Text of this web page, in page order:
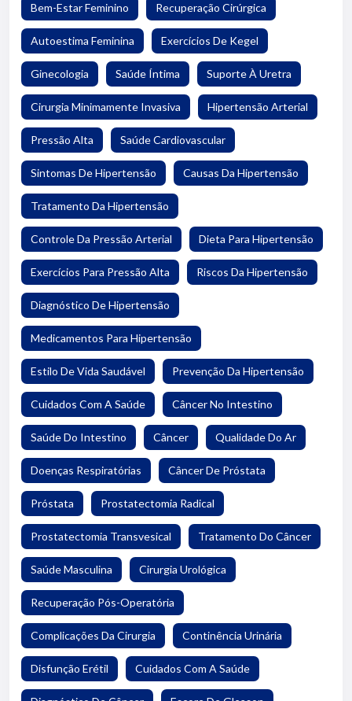
Bem-Estar Feminino Recuperação Cirúrgica
Autoestima Feminina Exercícios De Kegel
Ginecologia Saúde Íntima Suporte À Uretra
Cirurgia Minimamente Invasiva Hipertensão Arterial
Pressão Alta Saúde Cardiovascular
Sintomas De Hipertensão Causas Da Hipertensão
Tratamento Da Hipertensão
Controle Da Pressão Arterial Dieta Para Hipertensão
Exercícios Para Pressão Alta Riscos Da Hipertensão
Diagnóstico De Hipertensão
Medicamentos Para Hipertensão
Estilo De Vida Saudável Prevenção Da Hipertensão
Cuidados Com A Saúde Câncer No Intestino
Saúde Do Intestino Câncer Qualidade Do Ar
Doenças Respiratórias Câncer De Próstata
Próstata Prostatectomia Radical
Prostatectomia Transvesical Tratamento Do Câncer
Saúde Masculina Cirurgia Urológica
Recuperação Pós-Operatória
Complicações Da Cirurgia Continência Urinária
Disfunção Erétil Cuidados Com A Saúde